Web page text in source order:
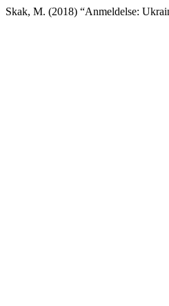
Skak, M. (2018) “Anmeldelse: